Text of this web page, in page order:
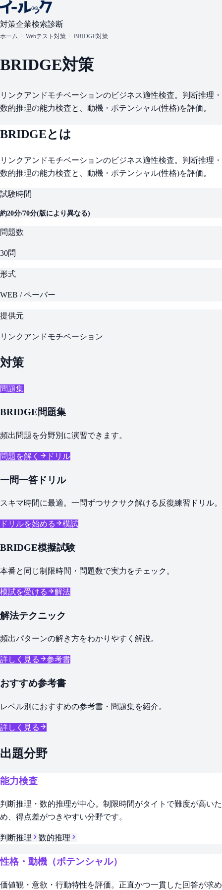
対策企業検索診断
ホーム Webテスト対策 BRIDGE対策
BRIDGE対策
リンクアンドモチベーションのビジネス適性検査。判断推理・
数的推理の能力検査と、動機・ポテンシャル(性格)を評価。
BRIDGEとは
リンクアンドモチベーションのビジネス適性検査。判断推理・
数的推理の能力検査と、動機・ポテンシャル(性格)を評価。
試験時間
約20分/70分(版により異なる)
問題数
30問
形式
WEB / ペーパー
提供元
リンクアンドモチベーション
対策
問題集
BRIDGE問題集
頻出問題を分野別に演習できます。
問題を解く ドリル
一問一答ドリル
スキマ時間に最適。一問ずつサクサク解ける反復練習ドリル。
ドリルを始める 模試
BRIDGE模擬試験
本番と同じ制限時間・問題数で実力をチェック。
模試を受ける 解法
解法テクニック
頻出パターンの解き方をわかりやすく解説。
詳しく見る 参考書
おすすめ参考書
レベル別におすすめの参考書・問題集を紹介。
詳しく見る
出題分野
能力検査
判断推理・数的推理が中心。制限時間がタイトで難度が高いた
め、得点差がつきやすい分野です。
判断推理 数的推理
性格・動機（ポテンシャル）
価値観・意欲・行動特性を評価。正直かつ一貫した回答が求め